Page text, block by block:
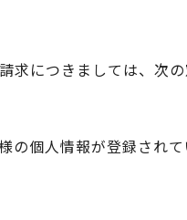
につきましては、次
個人情報が登録され